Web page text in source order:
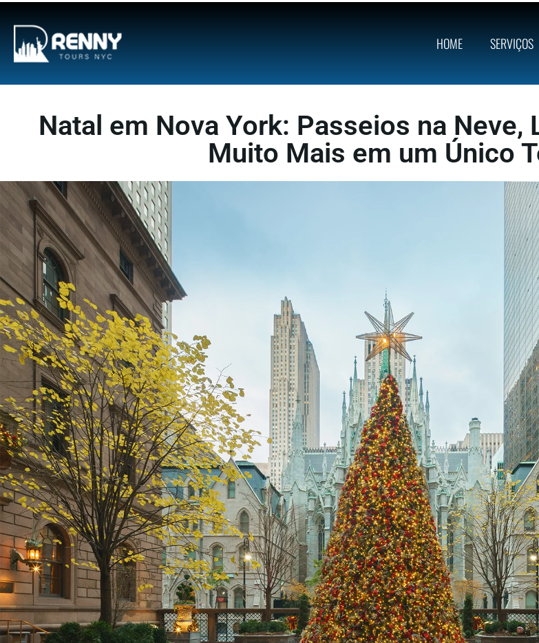
HOME SERVIÇOS
Natal em Nova York: Passeios na Neve,
Muito Mais em um Único